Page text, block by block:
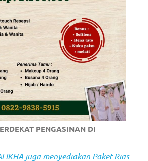
PENGASINAN DI
juga menyediakan Paket Rias